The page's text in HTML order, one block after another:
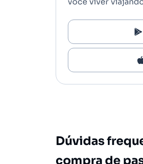
Dúvidas
compra de